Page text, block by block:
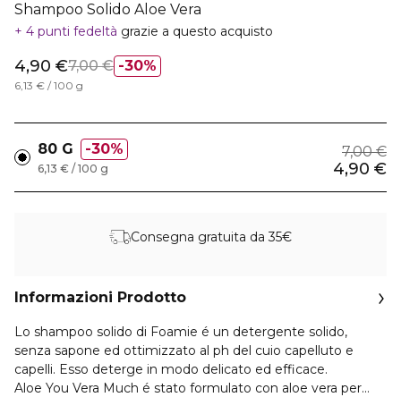
Shampoo Solido Aloe Vera
4 punti fedeltà grazie a questo acquisto
30%
4,90 €7,00 €
6,13 € / 100 g
80 G 30% 7,00 €
4,90 €
6,13 € / 100 g
Consegna gratuita da 35€
Informazioni Prodotto
Lo shampoo solido di Foamie é un detergente solido,
senza sapone ed ottimizzato al ph del cuio capelluto e
capelli. Esso deterge in modo delicato ed efficace.
Aloe You Vera Much é stato formulato con aloe vera per